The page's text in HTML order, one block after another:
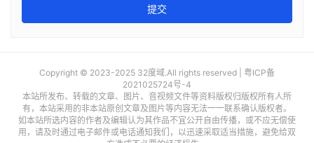
提交
Copyright © 2023-2025 32度域.All rights reserved | 粤ICP备
2021025724号-4
本站所发布、转载的文章、图片、音视频文件等资料版权归版权所有人所
有，本站采用的非本站原创文章及图片等内容无法一一联系确认版权者。
如本站所选内容的作者及编辑认为其作品不宜公开自由传播，或不应无偿使
用，请及时通过电子邮件或电话通知我们，以迅速采取适当措施，避免给双